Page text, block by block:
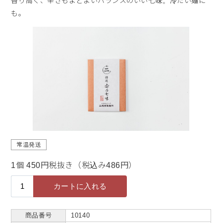
も。
常温発送
1個 450円税抜き（税込み486円）
商品番号
10140